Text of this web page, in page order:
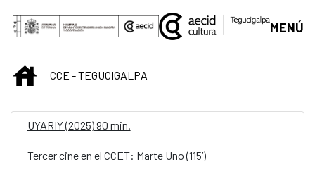
Saltar al contenido principal
MENÚ
INICIOCCE - TEGUCIGALPA
UYARIY (2025) 90 min.
Tercer cine en el CCET: Marte Uno (115’)